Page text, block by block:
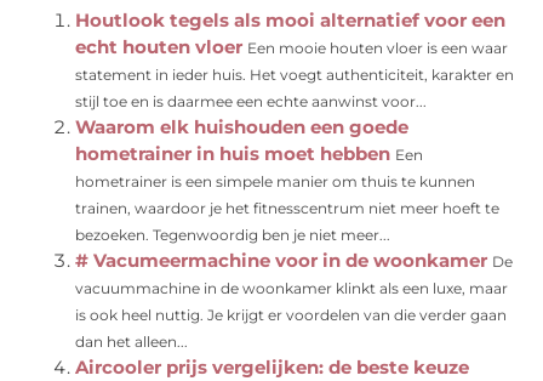
Houtlook tegels als mooi alternatief voor een
echt houten vloer Een mooie houten vloer is een waar
statement in ieder huis. Het voegt authenticiteit, karakter en
stijl toe en is daarmee een echte aanwinst voor...
Waarom elk huishouden een goede
hometrainer in huis moet hebben Een
hometrainer is een simpele manier om thuis te kunnen
trainen, waardoor je het fitnesscentrum niet meer hoeft te
bezoeken. Tegenwoordig ben je niet meer...
# Vacumeermachine voor in de woonkamer De
vacuummachine in de woonkamer klinkt als een luxe, maar
is ook heel nuttig. Je krijgt er voordelen van die verder gaan
dan het alleen...
Aircooler prijs vergelijken: de beste keuze